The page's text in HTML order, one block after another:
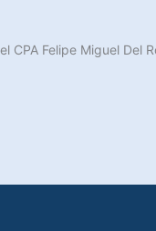
Felipe Miguel Del